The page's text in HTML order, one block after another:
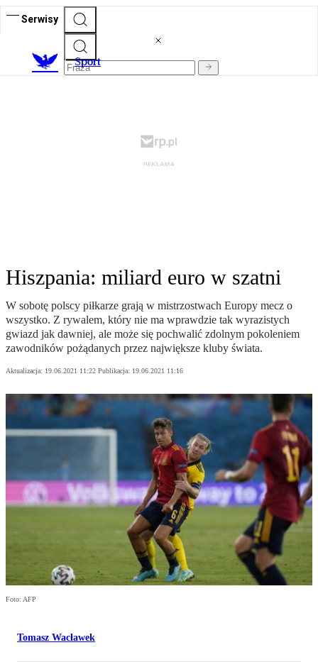
Serwisy
Sport
Hiszpania: miliard euro w szatni
W sobotę polscy piłkarze grają w mistrzostwach Europy mecz o
wszystko. Z rywalem, który nie ma wprawdzie tak wyrazistych
gwiazd jak dawniej, ale może się pochwalić zdolnym pokoleniem
zawodników pożądanych przez największe kluby świata.
Aktualizacja: 19.06.2021 11:22 Publikacja: 19.06.2021 11:16
Foto: AFP
Tomasz Wacławek